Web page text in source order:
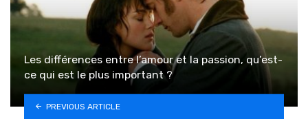
Les différences entre l’amour et la passion, qu’est-
ce qui est le plus important ?
PREVIOUS ARTICLE